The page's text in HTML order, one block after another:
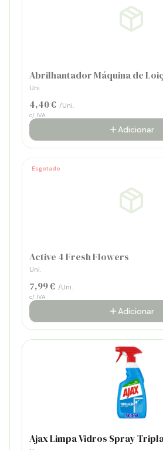
Abrilhantador Máquina de
Uni.
4,40 € /Uni.
c/ IVA
Adicionar
Esgotado
Active 4 Fresh Flowers
Uni.
7,99 € /Uni.
c/ IVA
Adicionar
Ajax Limpa Vidros Spray